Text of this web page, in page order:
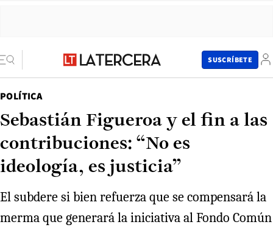
SUSCRÍBETE
POLÍTICA
Sebastián Figueroa y el fin a las
contribuciones: “No es
ideología, es justicia”
El subdere si bien refuerza que se compensará la
merma que generará la iniciativa al Fondo Común